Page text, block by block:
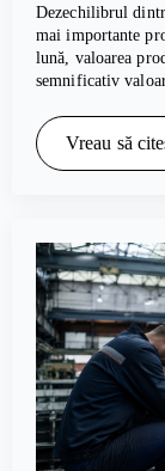
Dezechilibrul
mai importante
lună, valoarea
semnificativ
Vreau să